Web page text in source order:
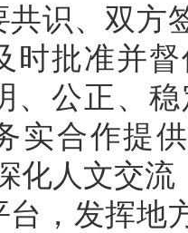
共识、双方
时批准并
、公正、
实合作提
化人文交
台，发挥地